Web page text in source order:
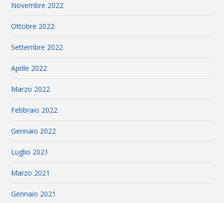
Novembre 2022
Ottobre 2022
Settembre 2022
Aprile 2022
Marzo 2022
Febbraio 2022
Gennaio 2022
Luglio 2021
Marzo 2021
Gennaio 2021